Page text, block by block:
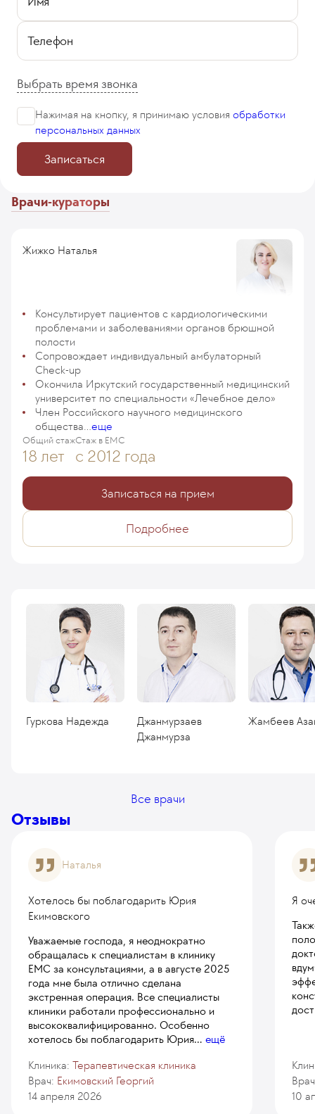
Телефон
Выбрать время звонка
Нажимая на кнопку, я принимаю условия обработки
персональных данных
Записаться
Врачи-кураторы
Гуркова Надежда
Джанмурзаев
Джанмурза
Жамбеев
Все врачи
Жижко Наталья
Консультирует пациентов с кардиологическими
проблемами и заболеваниями органов брюшной
полости
Сопровождает индивидуальный амбулаторный
Check-up
Окончила Иркутский государственный медицинский
университет по специальности «Лечебное дело»
Член Российского научного медицинского
общества...еще
Общий стаж
18 лет
Стаж в ЕМС
с 2012 года
Записаться на прием
Подробнее
Отзывы
Наталья
Хотелось бы поблагодарить Юрия
Екимовского
Уважаемые господа, я неоднократно
обращалась к специалистам в клинику
ЕМС за консультациями, а в августе 2025
года мне была отлично сделана
экстренная операция. Все специалисты
клиники работали профессионально и
высококвалифицированно. Особенно
хотелось бы поблагодарить Юрия... ещё
Клиника: Терапевтическая клиника
Врач: Екимовский Георгий
14 апреля 2026
Я
10